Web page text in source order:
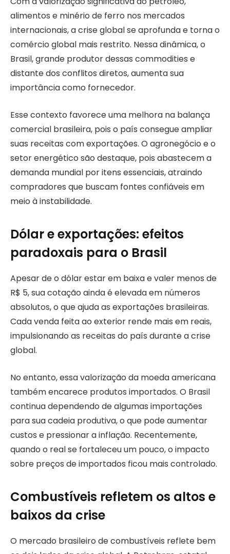
alimentos e minério de ferro nos mercados
internacionais, a crise global se aprofunda e torna o
comércio global mais restrito. Nessa dinâmica, o
Brasil, grande produtor dessas commodities e
distante dos conflitos diretos, aumenta sua
importância como fornecedor.
Esse contexto favorece uma melhora na balança
comercial brasileira, pois o país consegue ampliar
suas receitas com exportações. O agronegócio e o
setor energético são destaque, pois abastecem a
demanda mundial por itens essenciais, atraindo
compradores que buscam fontes confiáveis em
meio à instabilidade.
Dólar e exportações: efeitos
paradoxais para o Brasil
Apesar de o dólar estar em baixa e valer menos de
R$ 5, sua cotação ainda é elevada em números
absolutos, o que ajuda as exportações brasileiras.
Cada venda feita ao exterior rende mais em reais,
impulsionando as receitas do país durante a crise
global.
No entanto, essa valorização da moeda americana
também encarece produtos importados. O Brasil
continua dependendo de algumas importações
para sua cadeia produtiva, o que pode aumentar
custos e pressionar a inflação. Recentemente,
quando o real se fortaleceu um pouco, o impacto
sobre preços de importados ficou mais controlado.
Combustíveis refletem os altos e
baixos da crise
O mercado brasileiro de combustíveis reflete bem